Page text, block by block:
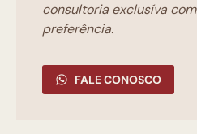
consultoria exclusíva
preferência.
FALE CONOSCO